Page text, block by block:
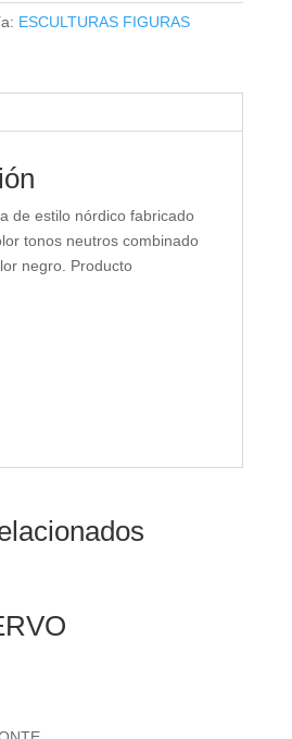
ESCULTURAS FIGURAS
de estilo nórdico fabricado
tonos neutros combinado
negro. Producto